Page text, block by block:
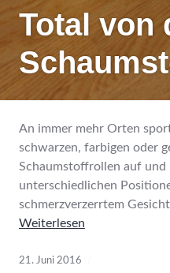
Total von
An immer mehr Orten
schwarzen, farbigen oder
Schaumstoffrollen auf und
unterschiedlichen
schmerzverzerrtem
Weiterlesen
21. Juni 2016